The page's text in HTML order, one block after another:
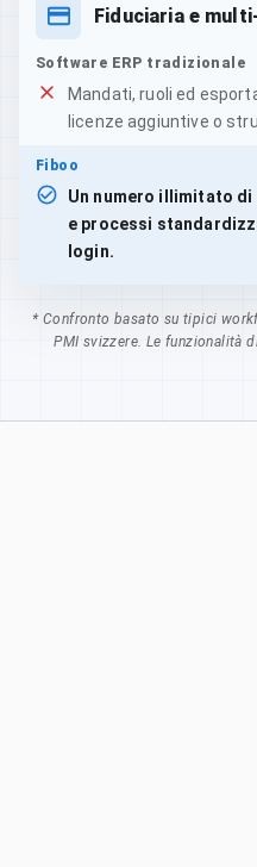
Fiduciaria e
Software ERP tradizionale
Mandati, ruoli ed
licenze aggiuntive o
Fiboo
Un numero illimitato
e processi
login.
* Confronto basato su tipici
PMI svizzere. Le funzionalità